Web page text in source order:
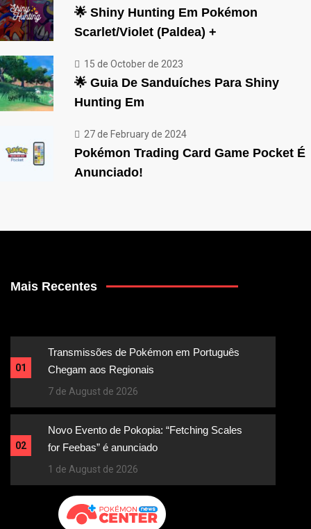
🌟 Shiny Hunting Em Pokémon
Scarlet/Violet (Paldea) +
15 de October de 2023
🌟 Guia De Sanduíches Para Shiny
Hunting Em
27 de February de 2024
Pokémon Trading Card Game Pocket É
Anunciado!
Mais Recentes
01
Transmissões de Pokémon em Português
Chegam aos Regionais
7 de August de 2026
02
Novo Evento de Pokopia: “Fetching Scales
for Feebas” é anunciado
1 de August de 2026